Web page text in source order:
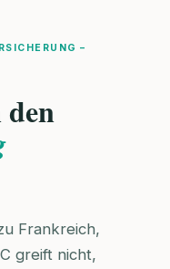
–
Frankreich,
greift nicht,